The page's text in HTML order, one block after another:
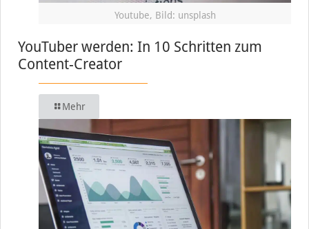
Youtube, Bild: unsplash
YouTuber werden: In 10 Schritten zum
Content-Creator
Mehr